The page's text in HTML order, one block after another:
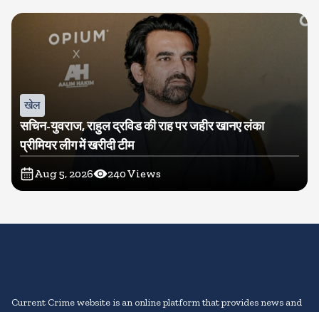
खेल
सचिन-युवराज, राहुल द्रविड की राह पर जहीर खानए लंका
प्रीमियर लीग में खरीदी टीम
Aug 5, 2026 240Views
Current Crime website is an online platform that provides news and